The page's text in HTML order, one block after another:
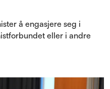
å engasjere seg i
eller i andre